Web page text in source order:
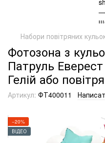
Набори повітряних
Фотозона з
Патруль
Гелій або повітря
Артикул: ФТ400011
−20%
ВІДЕО